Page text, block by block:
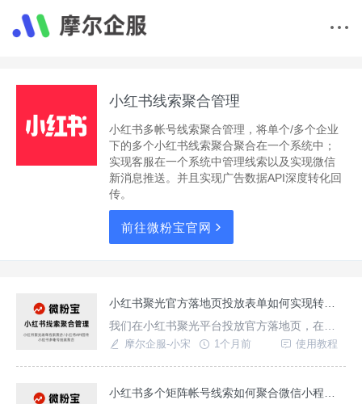
小红书线索聚合管理
小红书多帐号线索聚合管理，将单个/多个企业
下的多个小红书线索聚合聚合在一个系统中；
实现客服在一个系统中管理线索以及实现微信
新消息推送。并且实现广告数据API深度转化回
传。
前往微粉宝官网
我们在小红书聚光平台投放官方落地页，在落
地页中添加表单能否实现收集到电话号码后；
传优化推广模型？
摩尔企服-小宋 1个月前 使用教程